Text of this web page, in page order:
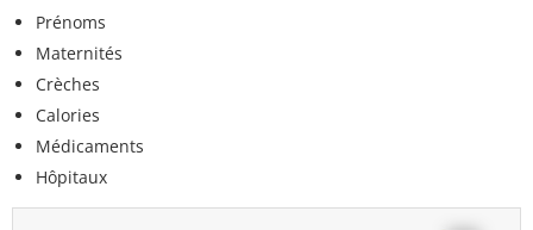
Prénoms
Maternités
Crèches
Calories
Médicaments
Hôpitaux